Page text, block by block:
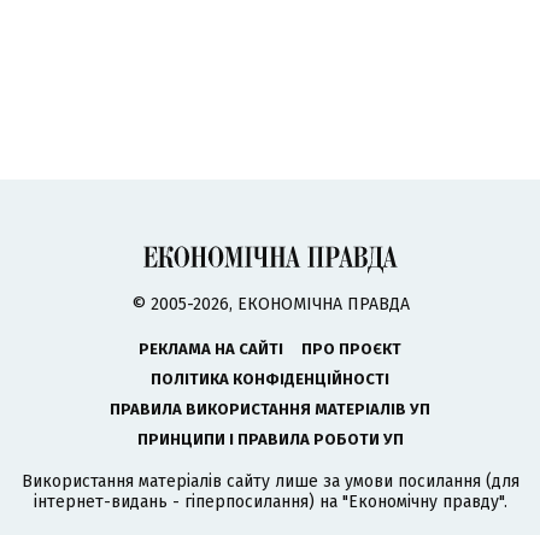
© 2005-2026, ЕКОНОМІЧНА ПРАВДА
РЕКЛАМА НА САЙТІ
ПРО ПРОЄКТ
ПОЛІТИКА КОНФІДЕНЦІЙНОСТІ
ПРАВИЛА ВИКОРИСТАННЯ МАТЕРІАЛІВ УП
ПРИНЦИПИ І ПРАВИЛА РОБОТИ УП
Використання матеріалів сайту лише за умови посилання (для
інтернет-видань - гіперпосилання) на "Економічну правду".